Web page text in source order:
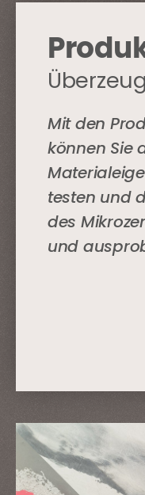
Mit den
können Sie
testen und
des
und